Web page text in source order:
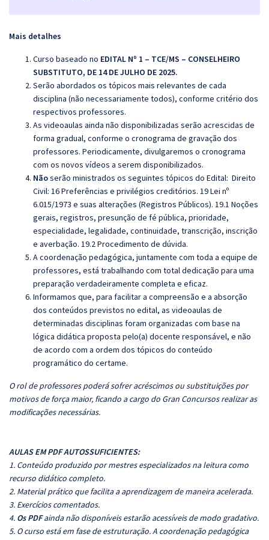
Mais detalhes
Curso baseado no EDITAL Nº 1 – TCE/MS – CONSELHEIRO
SUBSTITUTO, DE 14 DE JULHO DE 2025.
Serão abordados os tópicos mais relevantes de cada
disciplina (não necessariamente todos), conforme critério dos
respectivos professores.
As videoaulas ainda não disponibilizadas serão acrescidas de
forma gradual, conforme o cronograma de gravação dos
professores. Periodicamente, divulgaremos o cronograma
com os novos vídeos a serem disponibilizados.
Nãoserão ministrados os seguintes tópicos do Edital: Direito
Civil: 16 Preferências e privilégios creditórios. 19 Lei nº
6.015/1973 e suas alterações (Registros Públicos). 19.1 Noções
gerais, registros, presunção de fé pública, prioridade,
especialidade, legalidade, continuidade, transcrição, inscrição
e averbação. 19.2 Procedimento de dúvida.
A coordenação pedagógica, juntamente com toda a equipe de
professores, está trabalhando com total dedicação para uma
preparação verdadeiramente completa e eficaz.
Informamos que, para facilitar a compreensão e a absorção
dos conteúdos previstos no edital, as videoaulas de
determinadas disciplinas foram organizadas com base na
lógica didática proposta pelo(a) docente responsável, e não
de acordo com a ordem dos tópicos do conteúdo
programático do certame.
O rol de professores poderá sofrer acréscimos ou substituições por
motivos de força maior, ficando a cargo do Gran Concursos realizar as
modificações necessárias.
AULAS EM PDF AUTOSSUFICIENTES:
1. Conteúdo produzido por mestres especializados na leitura como
recurso didático completo.
2. Material prático que facilita a aprendizagem de maneira acelerada.
3. Exercícios comentados.
4. Os PDFainda não disponíveis estarão acessíveis de modo gradativo.
5. O curso está em fase de estruturação. A coordenação pedagógica